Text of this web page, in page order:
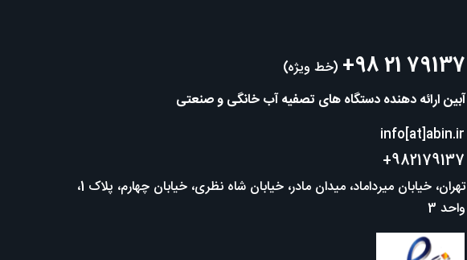
+98 21 79137 (خط ویژه)
آبین ارائه دهنده دستگاه های تصفیه آب خانگی و صنعتی
info[at]abin.ir
+982179137
تهران، خیابان میرداماد، میدان مادر، خیابان شاه نظری، خیابان چهارم، پلاک 1،
واحد 3